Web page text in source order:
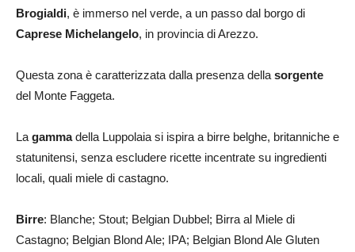
Brogialdi, è immerso nel verde, a un passo dal borgo di
Caprese Michelangelo, in provincia di Arezzo.
Questa zona è caratterizzata dalla presenza della sorgente
del Monte Faggeta.
La gammadella Luppolaia si ispira a birre belghe, britanniche e
statunitensi, senza escludere ricette incentrate su ingredienti
locali, quali miele di castagno.
Birre: Blanche; Stout; Belgian Dubbel; Birra al Miele di
Castagno; Belgian Blond Ale; IPA; Belgian Blond Ale Gluten